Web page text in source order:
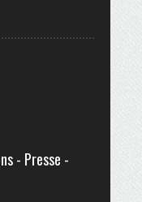
- Presse -